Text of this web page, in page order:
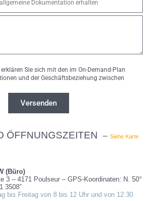
Sie sich mit den im On-Demand-Plan
und der Geschäftsbeziehung zwischen
Versenden
ÖFFNUNGSZEITEN – Siehe Karte
(Büro)
3 – 4171 Poulseur – GPS-Koordinaten: N. 50°
3508”
bis Freitag von 8 bis 12 Uhr und von 12:30